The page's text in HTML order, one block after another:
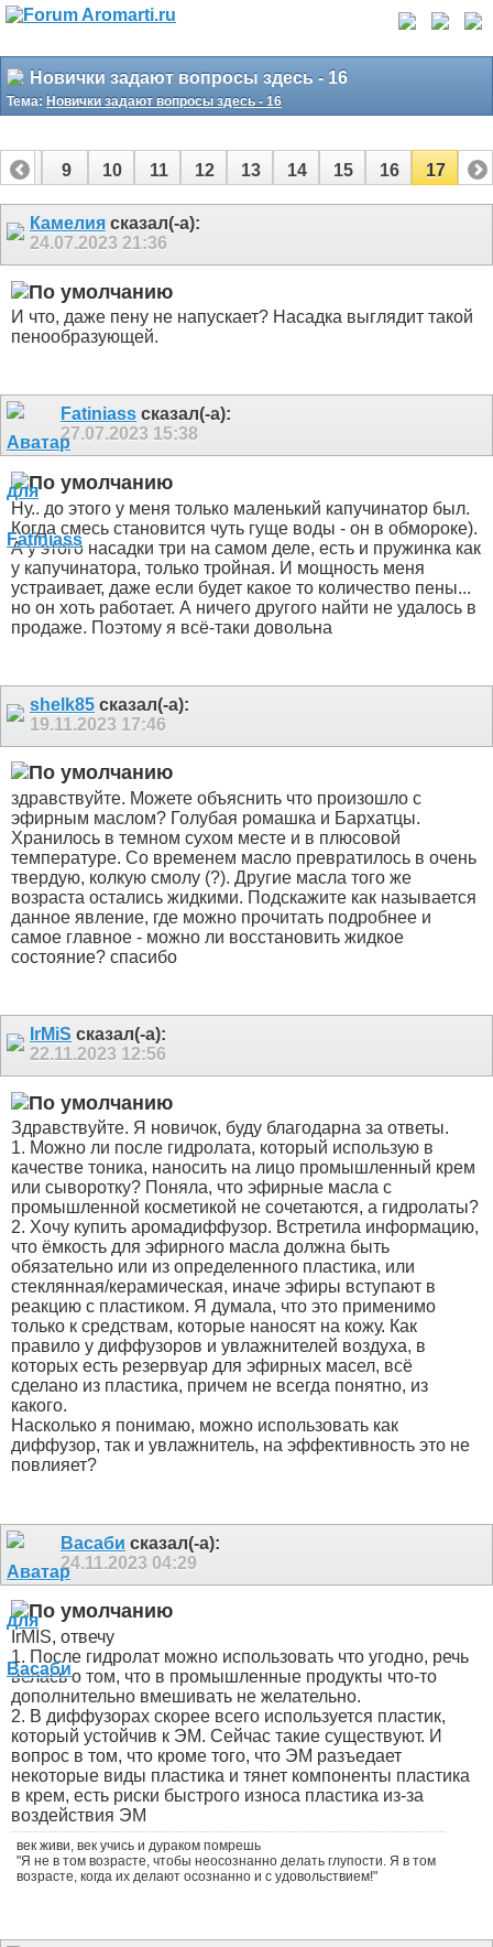
Новички задают вопросы здесь - 16
Тема: Новички задают вопросы здесь - 16
8 9 10 11 12 13 14 15 16 17
Камелия сказал(-а):
24.07.2023 21:36
И что, даже пену не напускает? Насадка выглядит такой
пенообразующей.
Fatiniass сказал(-а):
27.07.2023 15:38
Ну.. до этого у меня только маленький капучинатор был.
Когда смесь становится чуть гуще воды - он в обмороке).
А у этого насадки три на самом деле, есть и пружинка как
у капучинатора, только тройная. И мощность меня
устраивает, даже если будет какое то количество пены...
но он хоть работает. А ничего другого найти не удалось в
продаже. Поэтому я всё-таки довольна
shelk85 сказал(-а):
19.11.2023 17:46
здравствуйте. Можете объяснить что произошло с
эфирным маслом? Голубая ромашка и Бархатцы.
Хранилось в темном сухом месте и в плюсовой
температуре. Со временем масло превратилось в очень
твердую, колкую смолу (?). Другие масла того же
возраста остались жидкими. Подскажите как называется
данное явление, где можно прочитать подробнее и
самое главное - можно ли восстановить жидкое
состояние? спасибо
IrMiS сказал(-а):
22.11.2023 12:56
Здравствуйте. Я новичок, буду благодарна за ответы.
1. Можно ли после гидролата, который использую в
качестве тоника, наносить на лицо промышленный крем
или сыворотку? Поняла, что эфирные масла с
промышленной косметикой не сочетаются, а гидролаты?
2. Хочу купить аромадиффузор. Встретила информацию,
что ёмкость для эфирного масла должна быть
обязательно или из определенного пластика, или
стеклянная/керамическая, иначе эфиры вступают в
реакцию с пластиком. Я думала, что это применимо
только к средствам, которые наносят на кожу. Как
правило у диффузоров и увлажнителей воздуха, в
которых есть резервуар для эфирных масел, всё
сделано из пластика, причем не всегда понятно, из
какого.
Насколько я понимаю, можно использовать как
диффузор, так и увлажнитель, на эффективность это не
повлияет?
Васаби сказал(-а):
24.11.2023 04:29
IrMIS, отвечу
1. После гидролат можно использовать что угодно, речь
велась о том, что в промышленные продукты что-то
дополнительно вмешивать не желательно.
2. В диффузорах скорее всего используется пластик,
который устойчив к ЭМ. Сейчас такие существуют. И
вопрос в том, что кроме того, что ЭМ разъедает
некоторые виды пластика и тянет компоненты пластика
в крем, есть риски быстрого износа пластика из-за
воздействия ЭМ
век живи, век учись и дураком помрешь
"Я не в том возрасте, чтобы неосознанно делать глупости. Я в том
возрасте, когда их делают осознанно и с удовольствием!"